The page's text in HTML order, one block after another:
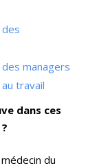
managers
travail
dans ces
du